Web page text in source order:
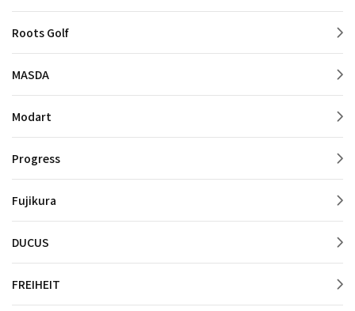
Roots Golf
MASDA
Modart
Progress
Fujikura
DUCUS
FREIHEIT